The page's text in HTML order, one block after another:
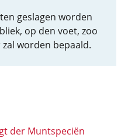
geslagen worden
op den voet, zoo
worden bepaald.
der Muntspeciën